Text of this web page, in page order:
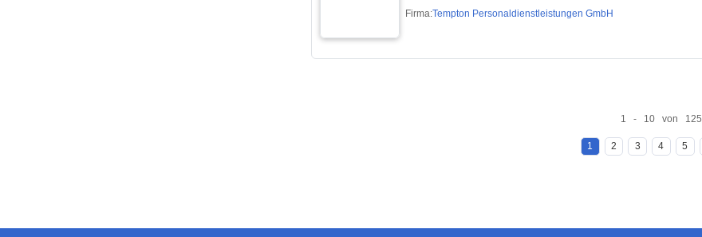
Firma:Tempton Personaldienstleistungen GmbH
1 - 10 von 125
1 2 3 4 5